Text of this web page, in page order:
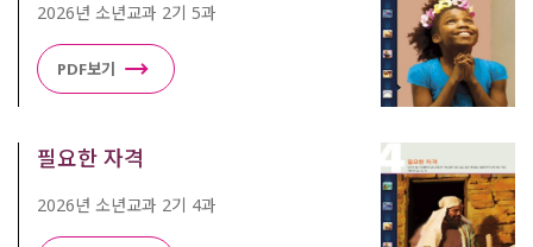
2026년 소년교과 2기 5과
PDF보기
필요한 자격
2026년 소년교과 2기 4과